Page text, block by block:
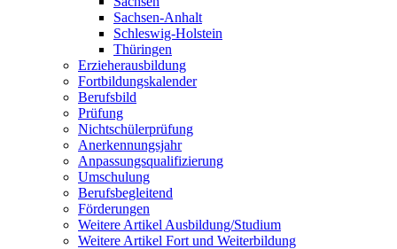
Sachsen-Anhalt
Schleswig-Holstein
Thüringen
Erzieherausbildung
Fortbildungskalender
Berufsbild
Prüfung
Nichtschülerprüfung
Anerkennungsjahr
Anpassungsqualifizierung
Umschulung
Berufsbegleitend
Förderungen
Weitere Artikel Ausbildung/Studium
Weitere Artikel Fort und Weiterbildung